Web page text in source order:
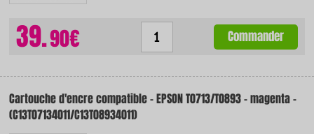
39.90€ Commander
Cartouche d'encre compatible - EPSON T0713/T0893 - magenta -
(C13T07134011/C13T08934011)